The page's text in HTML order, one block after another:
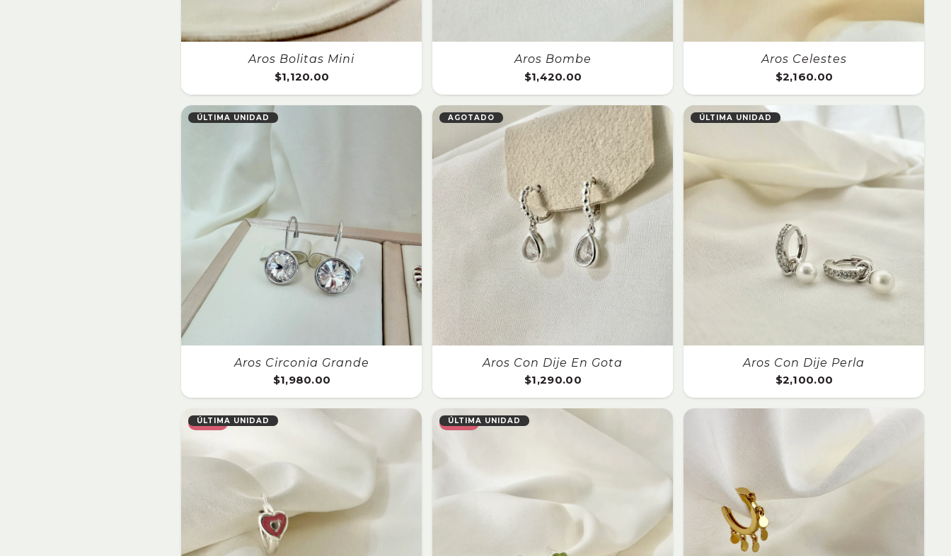
Aros Bolitas Mini
$1,120.00
Aros Bombe
$1,420.00
Aros Celestes
$2,160.00
ÚLTIMA UNIDAD
Aros Circonia Grande
$1,980.00
AGOTADO
Aros Con Dije En Gota
$1,290.00
ÚLTIMA UNIDAD
Aros Con Dije Perla
$2,100.00
SALE
ÚLTIMA UNIDAD SALE
ÚLTIMA UNIDAD